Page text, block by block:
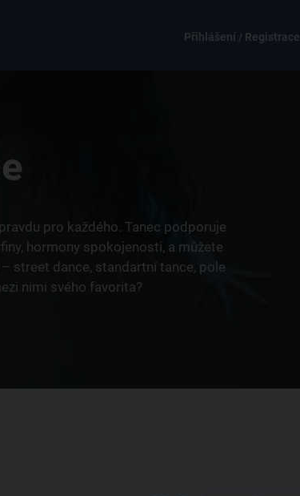
Přihlášení / Registrace
pro každého. Tanec podporuje
hormony spokojenosti, a můžete
street dance, standartní tance, pole
nimi svého favorita?